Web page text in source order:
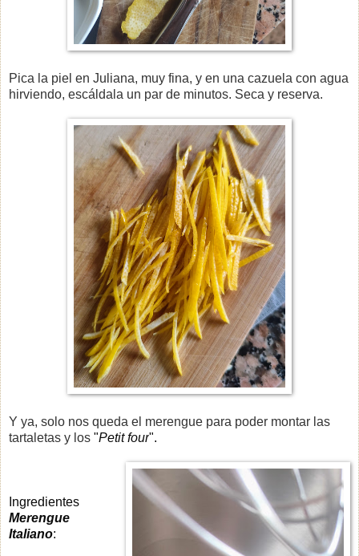
Pica la piel en Juliana, muy fina, y en una cazuela con agua
hirviendo, escáldala un par de minutos. Seca y reserva.
Y ya, solo nos queda el merengue para poder montar las
tartaletas y los "Petit four".
Ingredientes
Merengue
Italiano: